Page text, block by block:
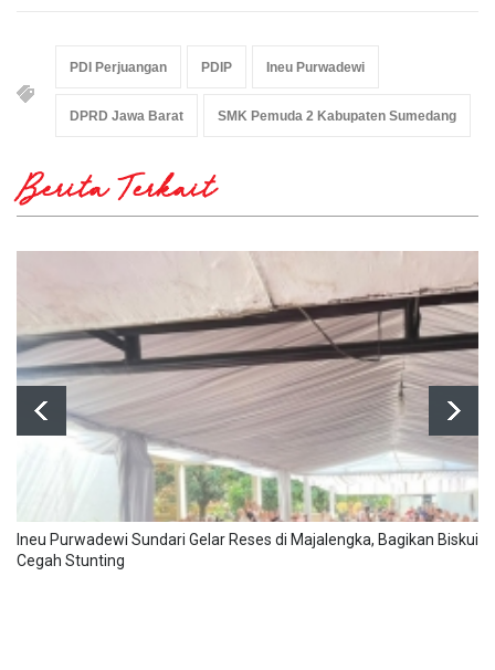
PDI Perjuangan PDIP Ineu Purwadewi
DPRD Jawa Barat SMK Pemuda 2 Kabupaten Sumedang
Berita Terkait
Ineu Purwadewi Sundari Gelar Reses di Majalengka, Bagikan Biskuit
Cegah Stunting